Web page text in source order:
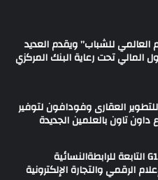
للشباب” ويقدم العديد
تحت رعاية البنك المركزي
العقارى وفودافون لتوفير
چرمين عامر تنضم إلى منظمة G100 التابعة للرابطةالنسائية